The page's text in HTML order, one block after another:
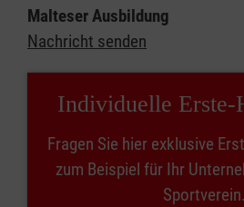
Malteser Ausbildung
Nachricht senden
Individuelle
Fragen Sie hier exklusive
zum Beispiel für Ihr
Sportverein.